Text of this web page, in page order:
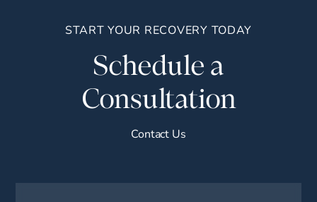
START YOUR RECOVERY TODAY
Schedule a
Consultation
Contact Us